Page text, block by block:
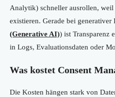
Analytik) schneller ausrollen,
existieren. Gerade bei generativer
(Generative AI)) ist Transparenz
in Logs, Evaluationsdaten oder
Was kostet Consent
Die Kosten hängen stark von